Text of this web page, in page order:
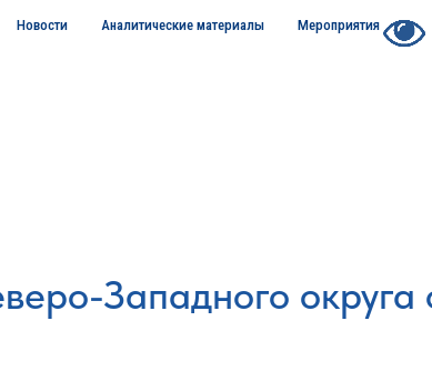
Новости Аналитические материалы
Мероприятия
Западного